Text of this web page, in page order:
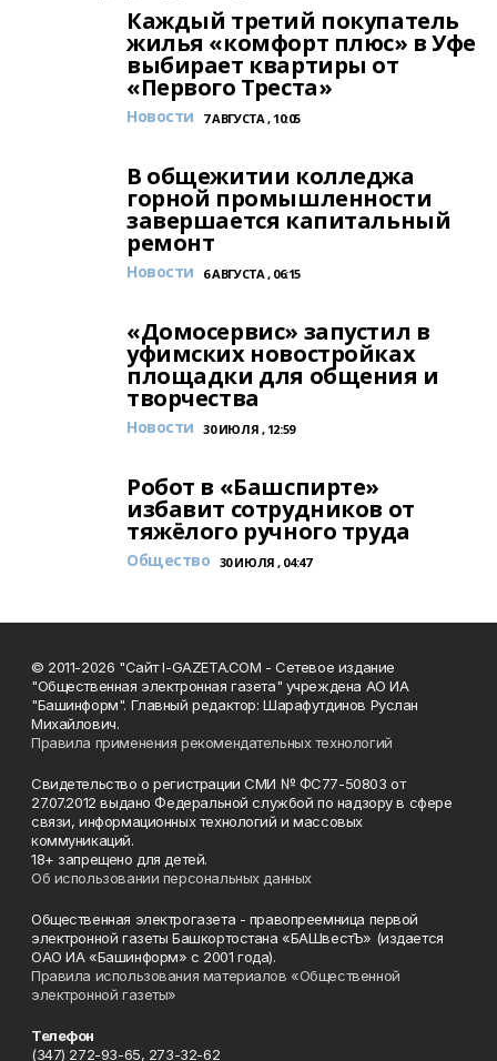
Каждый третий покупатель
жилья «комфорт плюс» в Уфе
выбирает квартиры от
«Первого Треста»
Новости 7 АВГУСТА , 10:05
В общежитии колледжа
горной промышленности
завершается капитальный
ремонт
Новости 6 АВГУСТА , 06:15
«Домосервис» запустил в
уфимских новостройках
площадки для общения и
творчества
Новости 30 ИЮЛЯ , 12:59
Робот в «Башспирте»
избавит сотрудников от
тяжёлого ручного труда
Общество 30 ИЮЛЯ , 04:47
© 2011-2026 "Сайт I-GAZETA.COM - Сетевое издание
"Общественная электронная газета" учреждена АО ИА
"Башинформ". Главный редактор: Шарафутдинов Руслан
Михайлович.
Правила применения рекомендательных технологий
Свидетельство о регистрации СМИ № ФС77-50803 от
27.07.2012 выдано Федеральной службой по надзору в сфере
связи, информационных технологий и массовых
коммуникаций.
18+ запрещено для детей.
Об использовании персональных данных
Общественная электрогазета - правопреемница первой
электронной газеты Башкортостана «БАШвестЪ» (издается
ОАО ИА «Башинформ» с 2001 года).
Правила использования материалов «Общественной
электронной газеты»
Телефон
(347) 272-93-65, 273-32-62